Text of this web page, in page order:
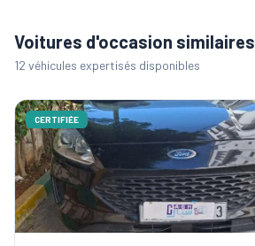
Voitures d'occasion similaires
12 véhicules expertisés disponibles
CERTIFIÉE